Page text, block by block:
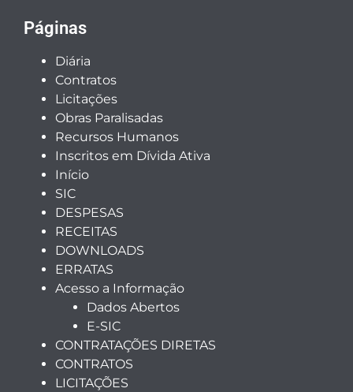
Páginas
Diária
Contratos
Licitações
Obras Paralisadas
Recursos Humanos
Inscritos em Dívida Ativa
Início
SIC
DESPESAS
RECEITAS
DOWNLOADS
ERRATAS
Acesso a Informação
Dados Abertos
E-SIC
CONTRATAÇÕES DIRETAS
CONTRATOS
LICITAÇÕES